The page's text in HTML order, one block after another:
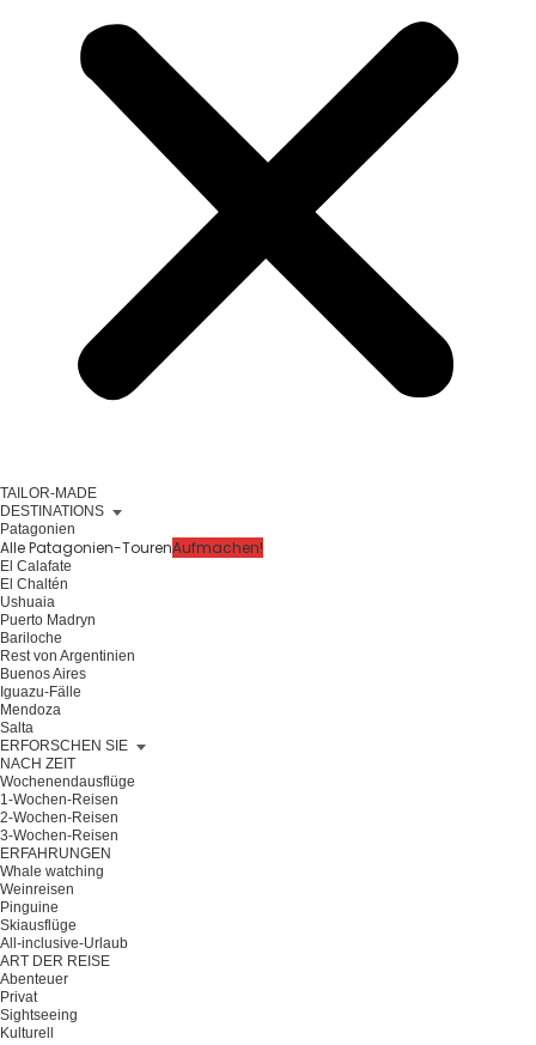
TAILOR-MADE
DESTINATIONS
Patagonien
Alle Patagonien-TourenAufmachen!
El Calafate
El Chaltén
Ushuaia
Puerto Madryn
Bariloche
Rest von Argentinien
Buenos Aires
Iguazu-Fälle
Mendoza
Salta
ERFORSCHEN SIE
NACH ZEIT
Wochenendausflüge
1-Wochen-Reisen
2-Wochen-Reisen
3-Wochen-Reisen
ERFAHRUNGEN
Whale watching
Weinreisen
Pinguine
Skiausflüge
All-inclusive-Urlaub
ART DER REISE
Abenteuer
Privat
Sightseeing
Kulturell